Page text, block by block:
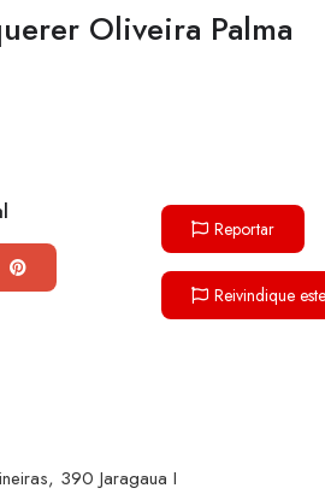
Oliveira Palma
Reportar
Reivindique
390 Jaragaua I